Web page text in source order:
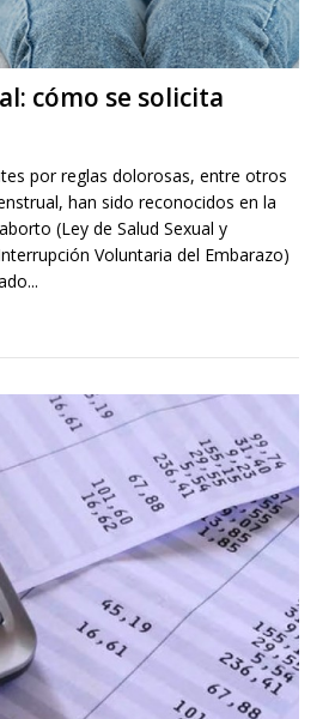
cómo se solicita
por reglas dolorosas, entre otros
han sido reconocidos en la
(Ley de Salud Sexual y
Voluntaria del Embarazo)